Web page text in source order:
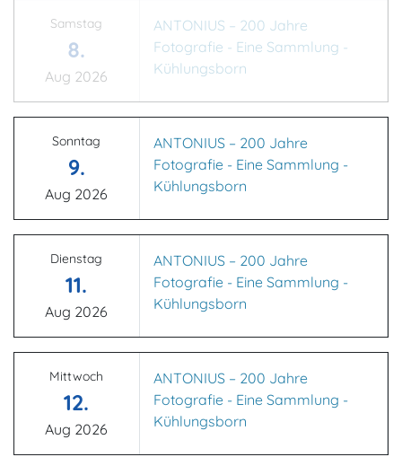
Samstag
8.
Aug 2026
ANTONIUS – 200 Jahre
Fotografie - Eine Sammlung -
Kühlungsborn
Sonntag
9.
Aug 2026
ANTONIUS – 200 Jahre
Fotografie - Eine Sammlung -
Kühlungsborn
Dienstag
11.
Aug 2026
ANTONIUS – 200 Jahre
Fotografie - Eine Sammlung -
Kühlungsborn
Mittwoch
12.
Aug 2026
ANTONIUS – 200 Jahre
Fotografie - Eine Sammlung -
Kühlungsborn